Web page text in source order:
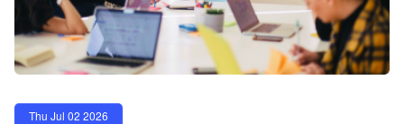
Thu Jul 02 2026